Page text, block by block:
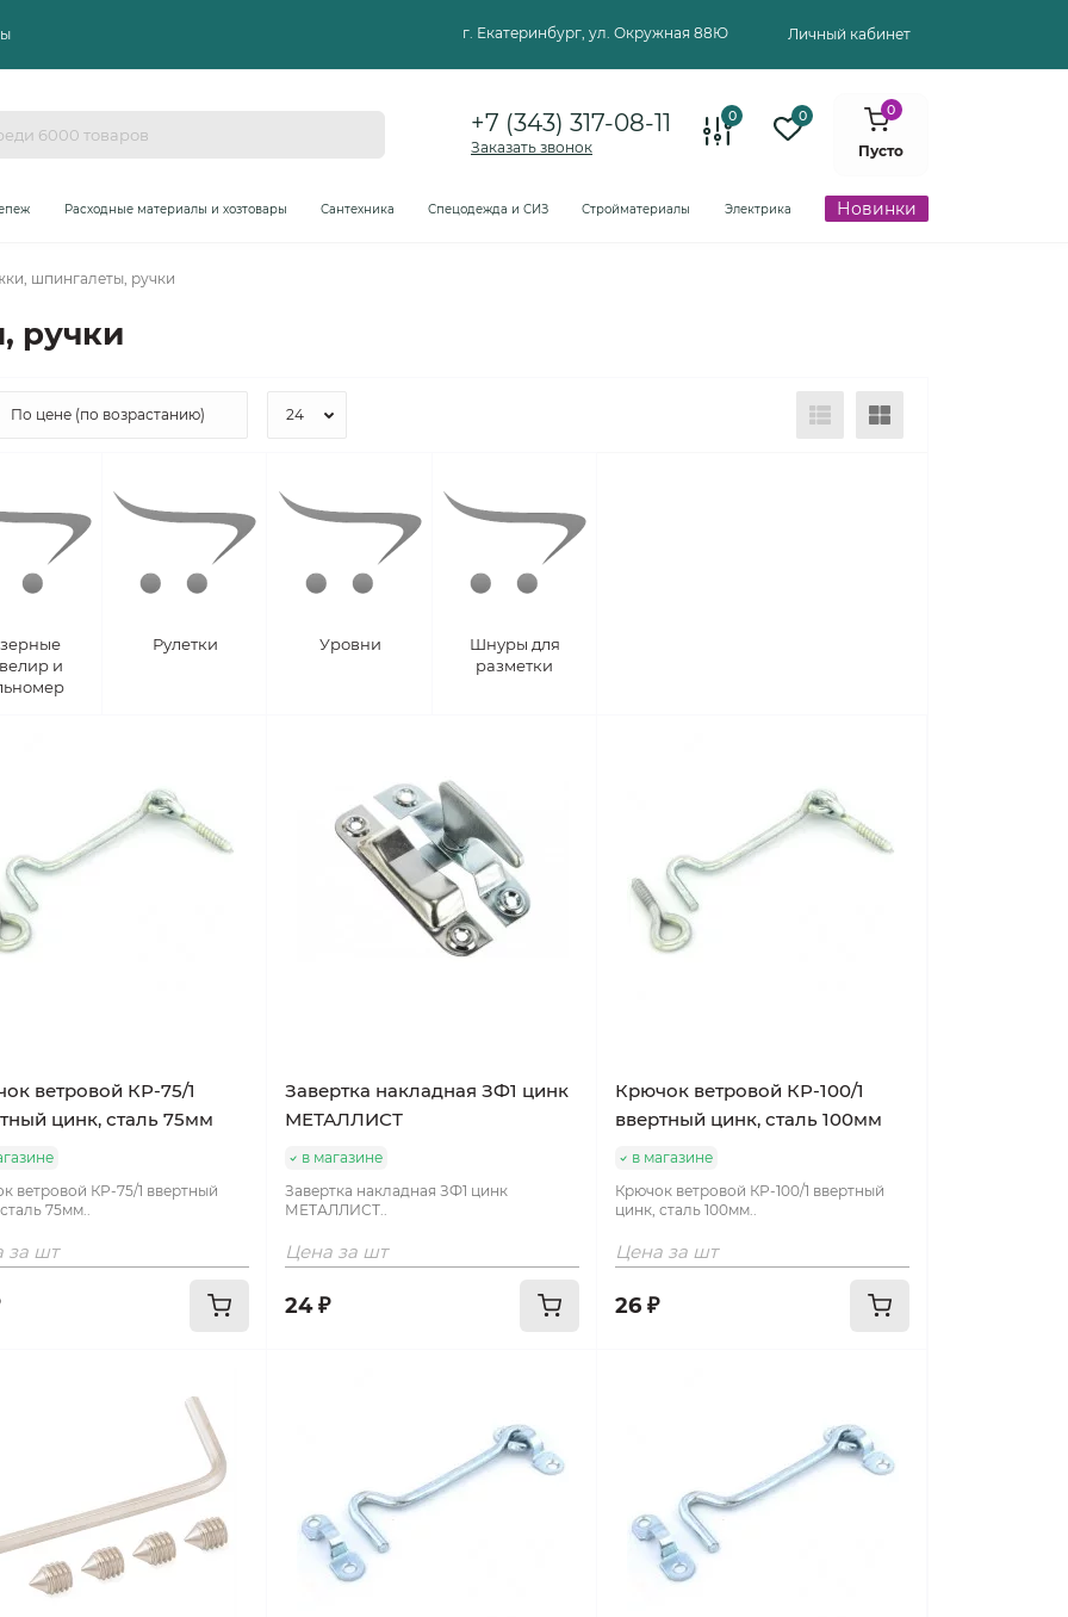
г. Екатеринбург, ул. Окружная 88Ю Личный кабинет
+7 (343) 317-08-11
Заказать звонок
0 0 0
Пусто
Расходные материалы и хозтовары Сантехника Спецодежда и СИЗ Стройматериалы Электрика Новинки
шпингалеты, ручки
ручки
и
Рулетки Уровни
Шнуры для
разметки
ветровой КР-75/1
цинк, сталь 75мм
ветровой КР-75/1 ввертный
75мм..
за шт
Завертка накладная ЗФ1 цинк
МЕТАЛЛИСТ
в магазине
Завертка накладная ЗФ1 цинк
МЕТАЛЛИСТ..
Цена за шт
24 ₽
Крючок ветровой КР-100/1
ввертный цинк, сталь 100мм
в магазине
Крючок ветровой КР-100/1 ввертный
цинк, сталь 100мм..
Цена за шт
26 ₽